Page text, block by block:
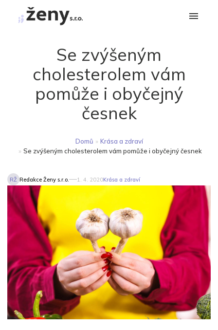
Se zvýšeným
cholesterolem vám
pomůže i obyčejný
česnek
Domů » Krása a zdraví
» Se zvýšeným cholesterolem vám pomůže i obyčejný česnek
RŽ Redakce Ženy s.r.o. 1. 4. 2020Krása a zdraví